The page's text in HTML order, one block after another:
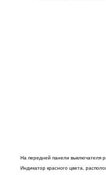
На передней панели выключателя
Индикатор красного цвета,